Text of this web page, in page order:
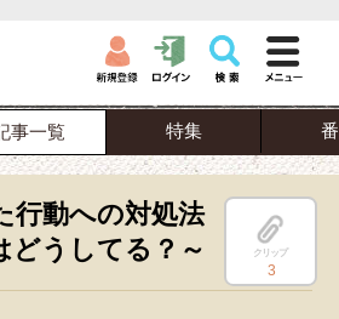
事一覧 特集
行動への対処法
どうしてる？～
クリップ
3